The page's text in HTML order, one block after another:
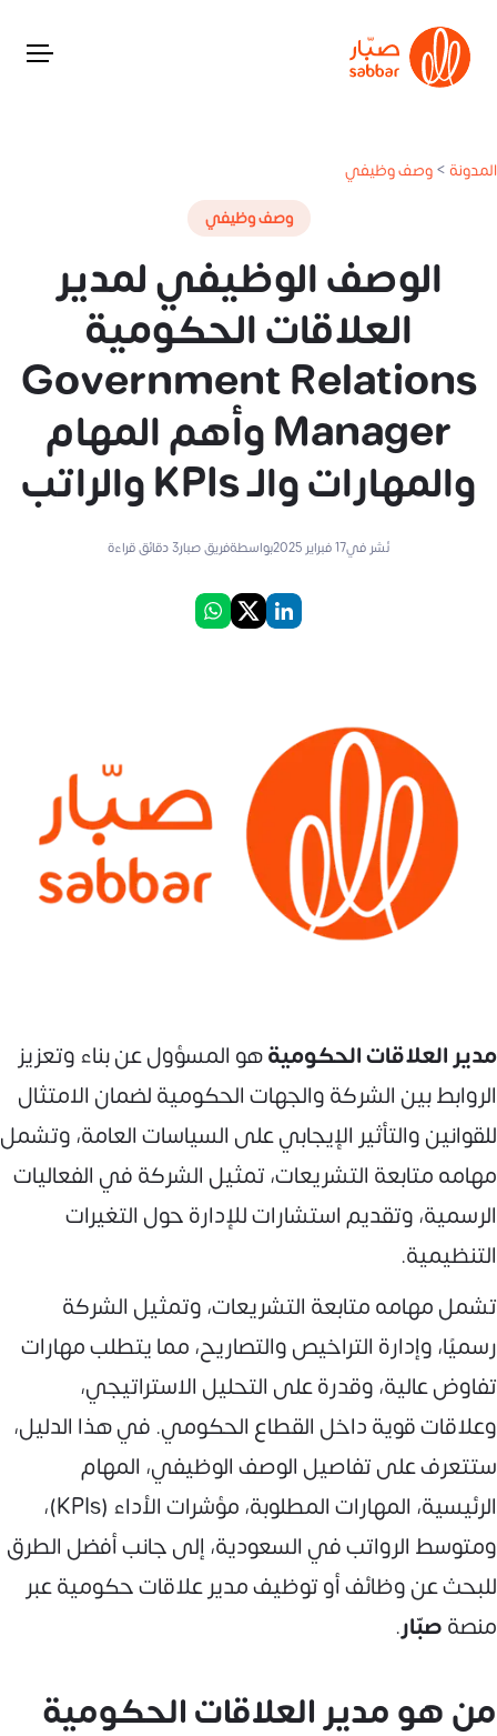
المدونة>وصف وظيفي
وصف وظيفي
الوصف الوظيفي لمدير
العلاقات الحكومية
Government Relations
Manager وأهم المهام
والمهارات والـ KPIs والراتب
نُشر في17 فبراير 2025 بواسطةفريق صبار3دقائق قراءة
مدير العلاقات الحكوميةهو المسؤول عن بناء وتعزيز
الروابط بين الشركة والجهات الحكومية لضمان الامتثال
للقوانين والتأثير الإيجابي على السياسات العامة، وتشمل
مهامه متابعة التشريعات، تمثيل الشركة في الفعاليات
الرسمية، وتقديم استشارات للإدارة حول التغيرات
التنظيمية.
تشمل مهامه متابعة التشريعات، وتمثيل الشركة
رسميًا، وإدارة التراخيص والتصاريح، مما يتطلب مهارات
تفاوض عالية، وقدرة على التحليل الاستراتيجي،
وعلاقات قوية داخل القطاع الحكومي. في هذا الدليل،
ستتعرف على تفاصيل الوصف الوظيفي، المهام
الرئيسية، المهارات المطلوبة، مؤشرات الأداء (KPIs)،
ومتوسط الرواتب في السعودية، إلى جانب أفضل الطرق
للبحث عن وظائف أو توظيف مدير علاقات حكومية عبر
منصةصبّار.
من هو مدير العلاقات الحكومية